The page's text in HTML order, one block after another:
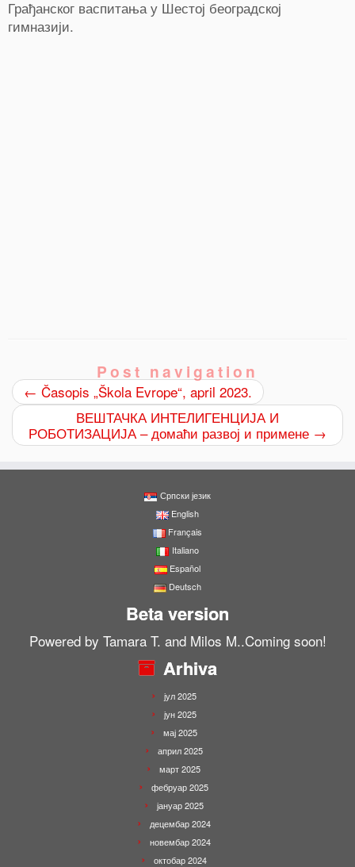
Грађанског васпитања у Шестој београдској
гимназији.
Post navigation
← Časopis „Škola Evrope“, april 2023.
ВЕШТАЧКА ИНТЕЛИГЕНЦИЈА И
РОБОТИЗАЦИЈА – домаћи развој и примене →
Српски језик
English
Français
Italiano
Español
Deutsch
Beta version
Powered by Tamara T. and Milos M..Coming soon!
Arhiva
јул 2025
јун 2025
мај 2025
април 2025
март 2025
фебруар 2025
јануар 2025
децембар 2024
новембар 2024
октобар 2024